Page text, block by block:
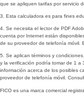
que se apliquen tarifas por servicio
3. Esta calculadora es para fines
4. Se necesita el lector de PDF
cuenta por Internet están
de su proveedor de telefonía móvil.
5. Se aplican términos y
y la verificación podría tomar de 1 a
información acerca de los posibles
proveedor de telefonía móvil.
FICO es una marca comercial